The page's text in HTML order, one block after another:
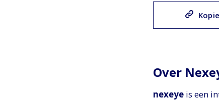
Over
nexeye is een